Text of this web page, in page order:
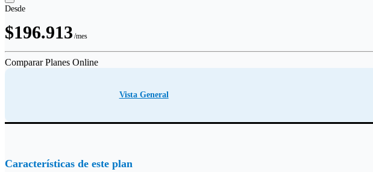
Desde
$196.913 /mes
Comparar Planes Online
Vista General
Características de este plan